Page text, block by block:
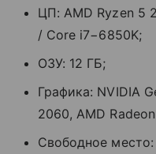
ЦП: AMD Ryzen 5
/ Core i7−6850K;
ОЗУ: 12 ГБ;
Графика: NVIDIA
2060, AMD
Свободное